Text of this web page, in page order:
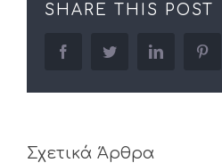
SHARE THIS POST
facebooktwitter linkedin
Σχετικά Άρθρα